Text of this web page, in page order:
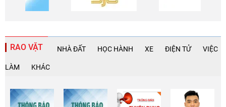
RAO VẶT NHÀ ĐẤT HỌC HÀNH XE ĐIỆN TỬ VIỆC
LÀM KHÁC